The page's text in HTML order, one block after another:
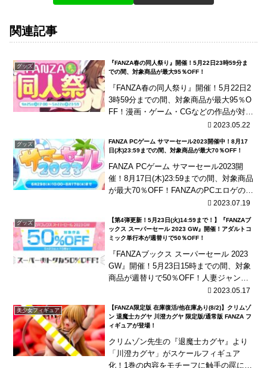
関連記事
グッズ
『FANZA春の同人祭り』開催！5月22日23時59分ま
での間、対象商品が最大95％OFF！
『FANZA春の同人祭り』開催！5月22日2
3時59分までの間、対象商品が最大95％O
FF！漫画・ゲーム・CGなどの作品が対
象！更に、ボイス作品100円キャンペーン
2023.05.22
グッズ
FANZA PCゲーム サマーセール2023開催中！8月17
日(木)23:59までの間、対象商品が最大70％OFF！
FANZA PCゲーム サマーセール2023開
催！8月17日(木)23:59までの間、対象商品
が最大70％OFF！FANZAのPCエロゲのサ
マーセールが開催！各種お得なクーポン
2023.07.19
グッズ
【第4弾更新！5月23日(火)14:59まで！】『FANZAブ
ックス スーパーセール 2023 GW』開催！アダルトコ
ミック単行本が週替りで50％OFF！
『FANZAブックス スーパーセール 2023
GW』開催！5月23日15時までの間、対象
商品が週替りで50％OFF！人妻ジャン
ル、巨乳ジャンル、NTRジャンルなどを
2023.05.17
美少女フィギュア
【FANZA限定版 在庫復活/他在庫あり(8/2)】クリムゾ
ン 退魔士カグヤ 川澄カグヤ 限定版/通常版 FANZA フ
ィギュアが登場！
クリムゾン先生の『退魔士カグヤ』より
「川澄カグヤ」がスケールフィギュア
化！1巻の内容をモチーフに触手の罠にハ